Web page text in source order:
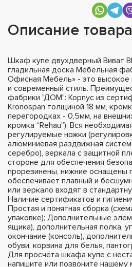
Описание товара
Шкаф купе двухдверный Виват
гладильная доска Мебельная
Офисная Мебель» - это высокое
и современный стиль.
фабрики "ДОМ": Корпус из
Kronospan толщиной 18 мм,
перегородках - 0,5мм, на
кромка “Rehau”); Вся
регулируемые ножки
алюминиевая раздвижная
серебро), зеркала с защитной
стороне для обеспечения
прорезинены, нижние оснащены
обеспечивает плавный и
или зеркало входят в
Наличие сертификатов и
Простая и понятная сборка
упаковке); Дополнительные
ящика), дополнительная полка,
окончание (консоль),
обуви, корзина для белья,
Для просчёта шкафа купе с
напишите или позвоните